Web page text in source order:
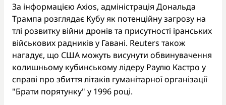
За інформацією Axios, адміністрація Дональда
Трампа розглядає Кубу як потенційну загрозу на
тлі розвитку війни дронів та присутності іранських
військових радників у Гавані. Reuters також
нагадує, що США можуть висунути обвинувачення
колишньому кубинському лідеру Раулю Кастро у
справі про збиття літаків гуманітарної організації
"Брати порятунку" у 1996 році.